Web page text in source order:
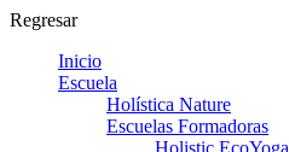
Regresar
Inicio
Escuela
Holística Nature
Escuelas Formadoras
Holistic EcoYoga